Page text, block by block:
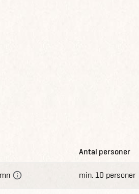
Antal personer
min. 10 personer